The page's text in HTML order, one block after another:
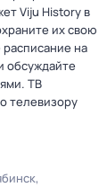
Viju History в
их свою
на
обсуждайте
ТВ
телевизору